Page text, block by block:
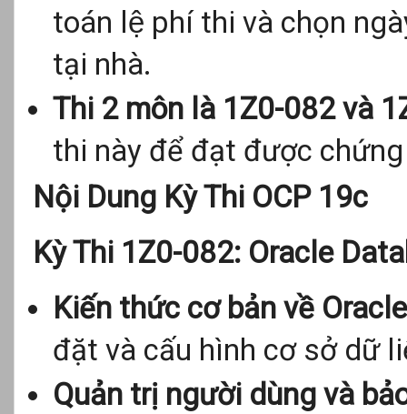
toán lệ phí thi và chọn
tại nhà.
Thi 2 môn là 1Z0-082 và
thi này để đạt được
Nội Dung Kỳ Thi OCP 19c
Kỳ Thi 1Z0-082: Oracle
Kiến thức cơ bản về
đặt và cấu hình cơ sở dữ
Quản trị người dùng và